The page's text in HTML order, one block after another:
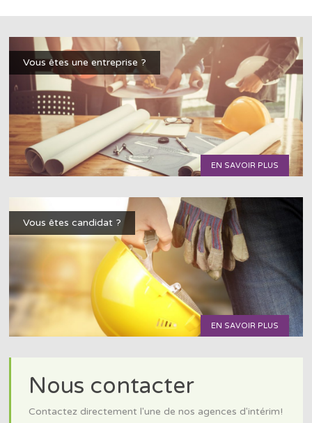
Vous êtes une entreprise ?
EN SAVOIR PLUS
Vous êtes candidat ?
EN SAVOIR PLUS
Nous contacter
Contactez directement l'une de nos agences d'intérim!